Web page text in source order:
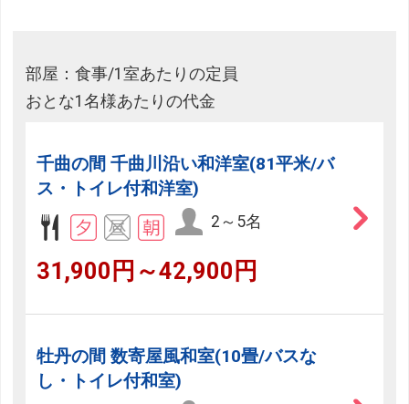
部屋：食事/1室あたりの定員
おとな1名様あたりの代金
千曲の間 千曲川沿い和洋室(81平米/バ
ス・トイレ付和洋室)
2～5名
31,900円～42,900円
牡丹の間 数寄屋風和室(10畳/バスな
し・トイレ付和室)